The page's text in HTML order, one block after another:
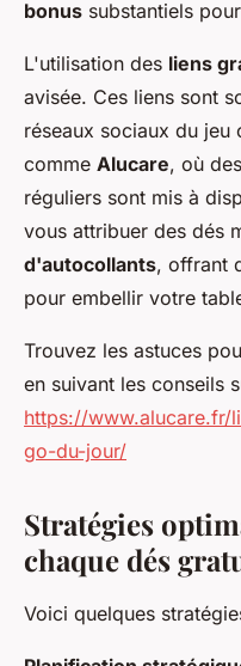
bonus substantiels
L'utilisation des liens
avisée. Ces liens sont
réseaux sociaux du jeu
comme Alucare, où des
réguliers sont mis à
vous attribuer des dés
d'autocollants, offrant
pour embellir votre
Trouvez les astuces
en suivant les conseils
https://www.alucare.fr/
go-du-jour/
Stratégies
chaque dés
Voici quelques